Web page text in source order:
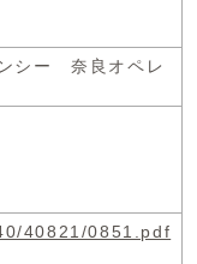
シー 奈良オペレ
40821/0851.pdf